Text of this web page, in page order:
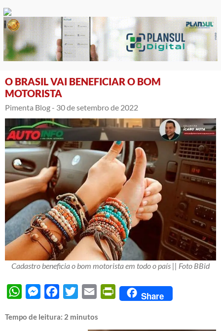
O BRASIL VAI BENEFICIAR O BOM
MOTORISTA
Pimenta Blog - 30 de setembro de 2022
Cadastro beneficia o bom motorista em todo o país || Foto BBid
WhatsAppMessengerFacebook
Twitter Email PrintFriendly
Share
Tempo de leitura: 2 minutos